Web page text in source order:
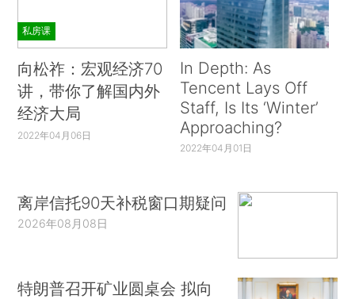
私房课
向松祚：宏观经济70
讲，带你了解国内外
经济大局
2022年04月06日
In Depth: As
Tencent Lays Off
Staff, Is Its ‘Winter’
Approaching?
2022年04月01日
离岸信托90天补税窗口期疑问
2026年08月08日
特朗普召开矿业圆桌会 拟向